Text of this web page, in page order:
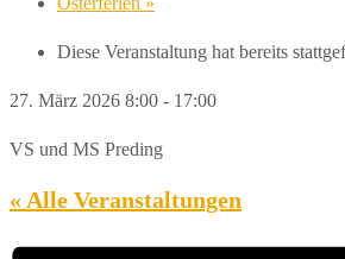
Diese Veranstaltung hat bereits
27. März 2026 8:00 - 17:00
VS und MS Preding
« Alle Veranstaltungen